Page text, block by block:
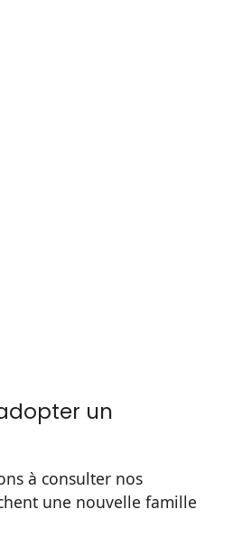
un
à consulter nos
une nouvelle famille